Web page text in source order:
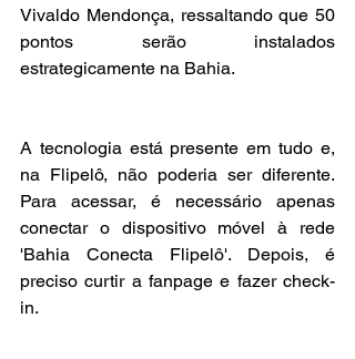
Vivaldo Mendonça, ressaltando que 50
pontos serão instalados
estrategicamente na Bahia.
A tecnologia está presente em tudo e,
na Flipelô, não poderia ser diferente.
Para acessar, é necessário apenas
conectar o dispositivo móvel à rede
'Bahia Conecta Flipelô'. Depois, é
preciso curtir a fanpage e fazer check-
in.